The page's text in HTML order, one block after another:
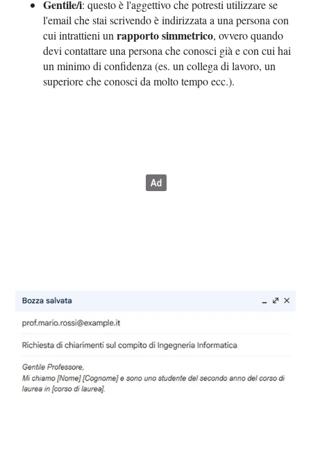
Gentile/i: questo è l'aggettivo che potresti utilizzare se
l'email che stai scrivendo è indirizzata a una persona con
cui intrattieni unrapporto simmetrico, ovvero quando
devi contattare una persona che conosci già e con cui hai
un minimo di confidenza (es. un collega di lavoro, un
superiore che conosci da molto tempo ecc.).